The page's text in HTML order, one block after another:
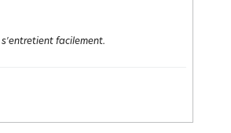
facilement.